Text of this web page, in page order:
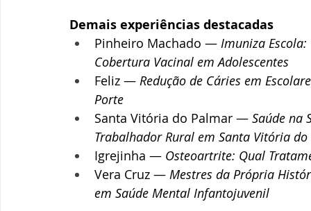
Demais experiências destacadas
Pinheiro Machado — Imuniza
Cobertura Vacinal em Adolescentes
Feliz — Redução de Cáries em
Porte
Santa Vitória do Palmar — Saúde na
Trabalhador Rural em Santa Vitória
Igrejinha — Osteoartrite: Qual
Vera Cruz — Mestres da Própria
em Saúde Mental Infantojuvenil